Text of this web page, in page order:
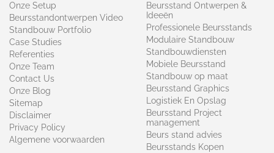
Onze Setup
Beursstandontwerpen Video
Standbouw Portfolio
Case Studies
Referenties
Onze Team
Contact Us
Onze Blog
Sitemap
Disclaimer
Privacy Policy
Algemene voorwaarden
Beursstand Ontwerpen &
Ideeën
Professionele Beursstands
Modulaire Standbouw
Standbouwdiensten
Mobiele Beursstand
Standbouw op maat​
Beursstand Graphics
Logistiek En Opslag
Beursstand Project
management
Beurs stand advies
Beursstands Kopen